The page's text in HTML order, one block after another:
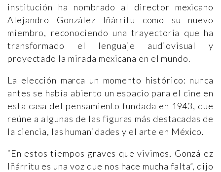
institución ha nombrado al director mexicano
Alejandro González Iñárritu como su nuevo
miembro, reconociendo una trayectoria que ha
transformado el lenguaje audiovisual y
proyectado la mirada mexicana en el mundo.
La elección marca un momento histórico: nunca
antes se había abierto un espacio para el cine en
esta casa del pensamiento fundada en 1943, que
reúne a algunas de las figuras más destacadas de
la ciencia, las humanidades y el arte en México.
“En estos tiempos graves que vivimos, González
Iñárritu es una voz que nos hace mucha falta”, dijo